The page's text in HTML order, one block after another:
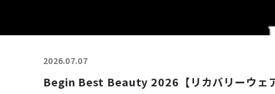
2026.07.07
Begin Best Beauty 2026【リカバリーウェア